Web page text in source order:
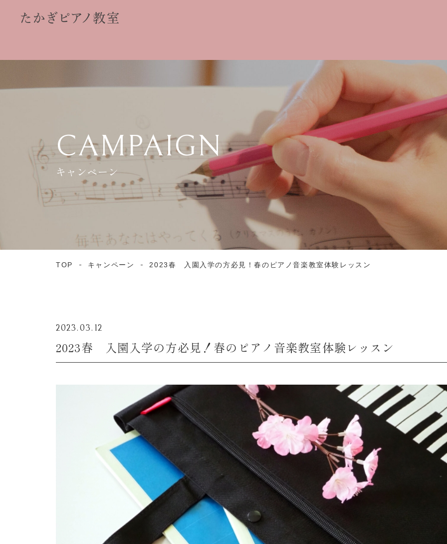
CAMPAIGN
キャンペーン
TOP キャンペーン 2023春 入園入学の方必見！春のピアノ音楽教室体験レッスン
2023.03.12
2023春 入園入学の方必見！春のピアノ音楽教室体験レッスン